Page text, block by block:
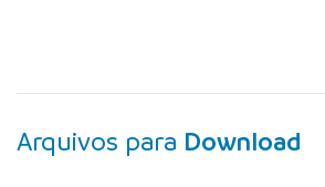
Arquivos para Download